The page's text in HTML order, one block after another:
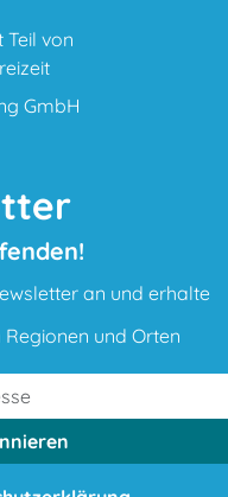
Teil von
GmbH
an und erhalte
und Orten